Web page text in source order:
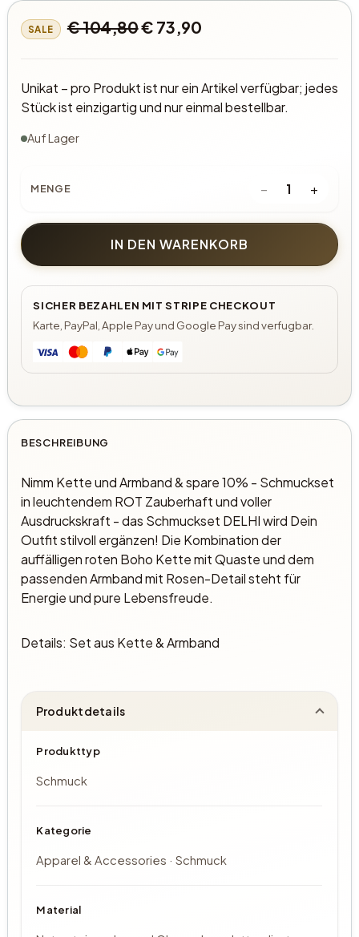
SALE € 104,80€ 73,90
Unikat – pro Produkt ist nur ein Artikel verfügbar; jedes
Stück ist einzigartig und nur einmal bestellbar.
Auf Lager
MENGE − 1 +
IN DEN WARENKORB
SICHER BEZAHLEN MIT STRIPE CHECKOUT
Karte, PayPal, Apple Pay und Google Pay sind verfugbar.
BESCHREIBUNG
Nimm Kette und Armband & spare 10% - Schmuckset
in leuchtendem ROT Zauberhaft und voller
Ausdruckskraft - das Schmuckset DELHI wird Dein
Outfit stilvoll ergänzen! Die Kombination der
auffälligen roten Boho Kette mit Quaste und dem
passenden Armband mit Rosen-Detail steht für
Energie und pure Lebensfreude.
Details: Set aus Kette & Armband
Produktdetails
Produkttyp
Schmuck
Kategorie
Apparel & Accessories · Schmuck
Material